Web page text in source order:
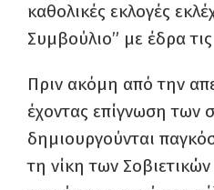
καθολικές εκλογές
Συμβούλιο” με έδρα
Πριν ακόμη από την
έχοντας επίγνωση των
δημιουργούνται
τη νίκη των